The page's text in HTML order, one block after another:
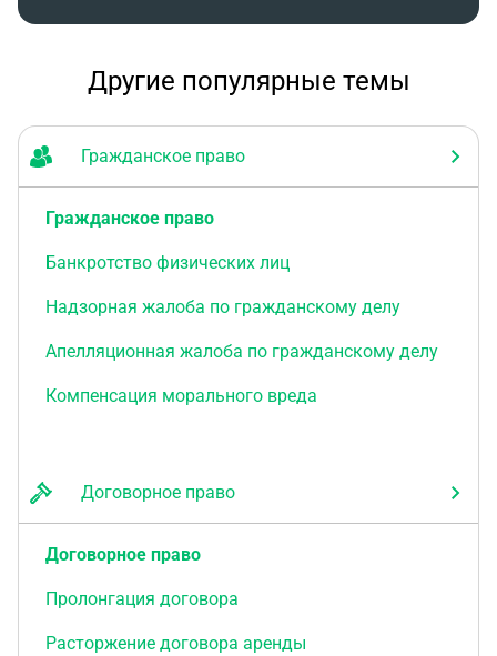
Другие популярные темы
Гражданское право
Гражданское право
Банкротство физических лиц
Надзорная жалоба по гражданскому делу
Апелляционная жалоба по гражданскому делу
Компенсация морального вреда
Договорное право
Договорное право
Пролонгация договора
Расторжение договора аренды